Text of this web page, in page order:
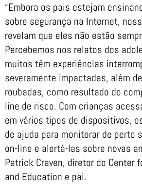
“Embora os pais estejam
sobre segurança na Internet,
revelam que eles não estão
Percebemos nos relatos dos
muitos têm experiências
severamente impactadas, além
roubadas, como resultado do
line de risco. Com crianças
em vários tipos de dispositivos,
de ajuda para monitorar de perto
on-line e alertá-las sobre novas
Patrick Craven, diretor do Center
and Education e pai.